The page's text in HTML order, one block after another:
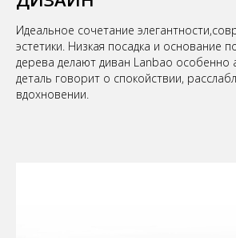
Идеальное сочетание
эстетики. Низкая посадка и основание
дерева делают диван Lanbao особенно
деталь говорит о спокойствии,
вдохновении.